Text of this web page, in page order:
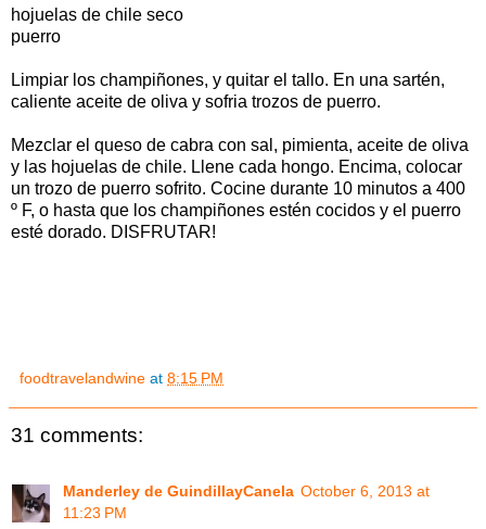
hojuelas de chile seco
puerro
Limpiar los champiñones, y quitar el tallo. En una sartén,
caliente aceite de oliva y sofria trozos de puerro.
Mezclar el queso de cabra con sal, pimienta, aceite de oliva
y las hojuelas de chile. Llene cada hongo. Encima, colocar
un trozo de puerro sofrito. Cocine durante 10 minutos a 400
º F, o hasta que los champiñones estén cocidos y el puerro
esté dorado. DISFRUTAR!
foodtravelandwine at 8:15 PM
31 comments:
Manderley de GuindillayCanela October 6, 2013 at
11:23 PM